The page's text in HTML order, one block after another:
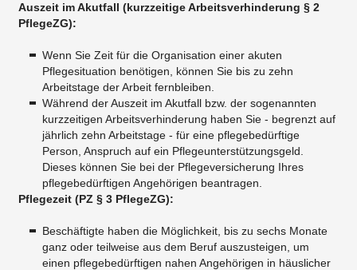
Auszeit im Akutfall (kurzzeitige Arbeitsverhinderung § 2
PflegeZG):
Wenn Sie Zeit für die Organisation einer akuten
Pflegesituation benötigen, können Sie bis zu zehn
Arbeitstage der Arbeit fernbleiben.
Während der Auszeit im Akutfall bzw. der sogenannten
kurzzeitigen Arbeitsverhinderung haben Sie - begrenzt auf
jährlich zehn Arbeitstage - für eine pflegebedürftige
Person, Anspruch auf ein Pflegeunterstützungsgeld.
Dieses können Sie bei der Pflegeversicherung Ihres
pflegebedürftigen Angehörigen beantragen.
Pflegezeit (PZ § 3 PflegeZG):
Beschäftigte haben die Möglichkeit, bis zu sechs Monate
ganz oder teilweise aus dem Beruf auszusteigen, um
einen pflegebedürftigen nahen Angehörigen in häuslicher